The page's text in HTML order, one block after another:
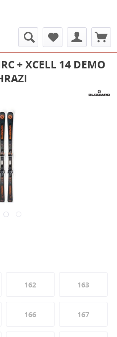
+ XCELL 14 DEMO
162 163
166 167